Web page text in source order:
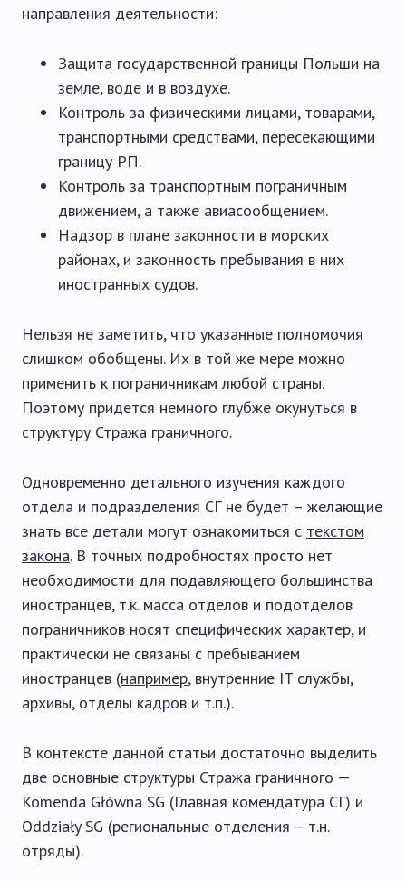
направления деятельности:
Защита государственной границы Польши на
земле, воде и в воздухе.
Контроль за физическими лицами, товарами,
транспортными средствами, пересекающими
границу РП.
Контроль за транспортным пограничным
движением, а также авиасообщением.
Надзор в плане законности в морских
районах, и законность пребывания в них
иностранных судов.
Нельзя не заметить, что указанные полномочия
слишком обобщены. Их в той же мере можно
применить к пограничникам любой страны.
Поэтому придется немного глубже окунуться в
структуру Стража граничного.
Одновременно детального изучения каждого
отдела и подразделения СГ не будет – желающие
знать все детали могут ознакомиться с текстом
закона. В точных подробностях просто нет
необходимости для подавляющего большинства
иностранцев, т.к. масса отделов и подотделов
пограничников носят специфических характер, и
практически не связаны с пребыванием
иностранцев (например, внутренние IT службы,
архивы, отделы кадров и т.п.).
В контексте данной статьи достаточно выделить
две основные структуры Стража граничного —
Komenda Główna SG (Главная комендатура СГ) и
Oddziały SG (региональные отделения – т.н.
отряды).